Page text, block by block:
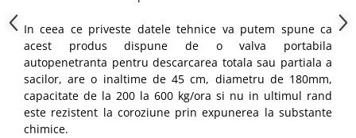
Truse de scule
Truse de lipit PPR
Ventuze cu brate pentru transport
Vibratoare beton
Masini de spalat rufe cu uscator
Uscatoare de rufe
Masini de facut paine
Pachete electrocasnice
incorporabile
Seturi oale
In ceea ce priveste datele tehnice va putem spune ca
acest produs dispune de o valva portabila
autopenetranta pentru descarcarea totala sau partiala a
sacilor, are o inaltime de 45 cm, diametru de 180mm,
capacitate de la 200 la 600 kg/ora si nu in ultimul rand
este rezistent la coroziune prin expunerea la substante
chimice.